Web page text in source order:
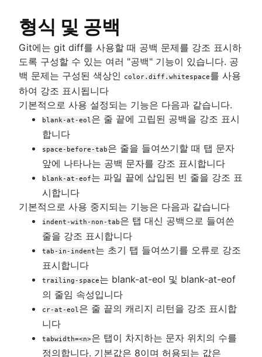
형식 및 공백
Git에는 git diff를 사용할 때 공백 문제를 강조 표시하
도록 구성할 수 있는 여러 "공백" 기능이 있습니다. 공
백 문제는 구성된 색상인 color.diff.whitespace를 사용
하여 강조 표시됩니다
기본적으로 사용 설정되는 기능은 다음과 같습니다.
blank-at-eol 은 줄 끝에 고립된 공백을 강조 표시
합니다
space-before-tab은 줄을 들여쓰기할 때 탭 문자
앞에 나타나는 공백 문자를 강조 표시합니다
blank-at-eof는 파일 끝에 삽입된 빈 줄을 강조 표
시합니다
기본적으로 사용 중지되는 기능은 다음과 같습니다
indent-with-non-tab은 탭 대신 공백으로 들여쓴
줄을 강조 표시합니다
tab-in-indent는 초기 탭 들여쓰기를 오류로 강조
표시합니다
trailing-space는 blank-at-eol 및 blank-at-eof
의 줄임 속성입니다
cr-at-eol 은 줄 끝의 캐리지 리턴을 강조 표시합
니다
tabwidth=<n>은 탭이 차지하는 문자 위치의 수를
정의합니다. 기본값은 8이며 허용되는 값은